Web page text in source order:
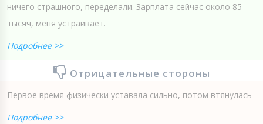
ничего страшного, переделали. Зарплата сейчас около 85
тысяч, меня устраивает.
Подробнее >>
Отрицательные стороны
Первое время физически уставала сильно, потом втянулась
Подробнее >>